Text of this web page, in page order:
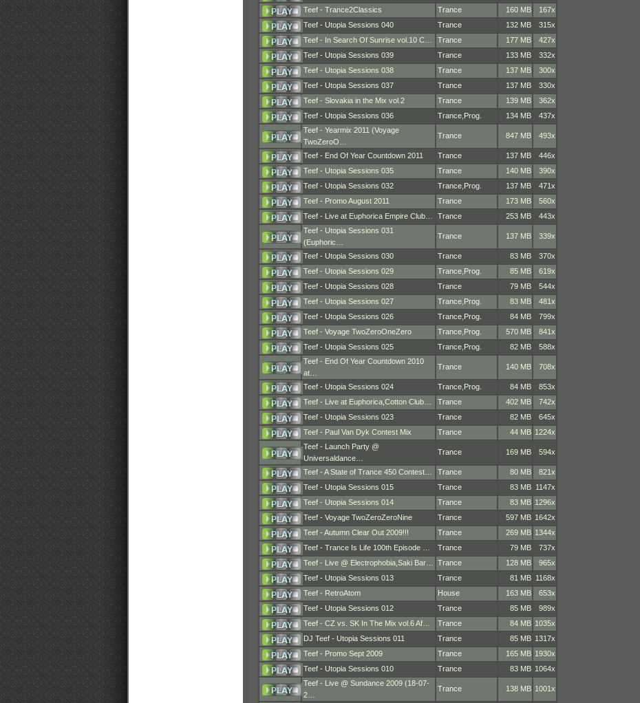
Teef - Trance2Classics
Trance 160 MB
167x
Teef - Utopia Sessions 040
Trance 132 MB
315x
Teef - In Search Of Sunrise vol.10 C…
Trance 177 MB
427x
Teef - Utopia Sessions 039
Trance 133 MB
332x
Teef - Utopia Sessions 038
Trance 137 MB
300x
Teef - Utopia Sessions 037
Trance 137 MB
330x
Teef - Slovakia in the Mix vol.2
Trance 139 MB
362x
Teef - Utopia Sessions 036
Trance Prog. 134 MB
437x
Teef - Yearmix 2011 (Voyage
TwoZeroO…
Trance 847 MB 493x
Teef - End Of Year Countdown 2011 Trance 137 MB
446x
Teef - Utopia Sessions 035
Trance 140 MB
390x
Teef - Utopia Sessions 032
Trance Prog. 137 MB
471x
Teef - Promo August 2011
Trance 173 MB
560x
Teef - Live at Euphorica Empire Club…
Trance 253 MB
443x
Teef - Utopia Sessions 031
(Euphoric…
Trance 137 MB 339x
Teef - Utopia Sessions 030 Trance 83 MB
370x
Teef - Utopia Sessions 029
Trance Prog. 85 MB
619x
Teef - Utopia Sessions 028
Trance 79 MB
544x
Teef - Utopia Sessions 027
Trance Prog. 83 MB
481x
Teef - Utopia Sessions 026
Trance Prog. 84 MB
799x
Teef - Voyage TwoZeroOneZero
Trance Prog. 570 MB
841x
Teef - Utopia Sessions 025
Trance Prog. 82 MB
588x
Teef - End Of Year Countdown 2010
at…
Trance 140 MB 708x
Teef - Utopia Sessions 024 Trance Prog. 84 MB
853x
Teef - Live at Euphorica,Cotton Club…
Trance 402 MB
742x
Teef - Utopia Sessions 023
Trance 82 MB
645x
Teef - Paul Van Dyk Contest Mix
Trance 44 MB 1224x
Teef - Launch Party @
Universaldance…
Trance 169 MB 594x
Teef - A State of Trance 450 Contest… Trance 80 MB
821x
Teef - Utopia Sessions 015
Trance 83 MB 1147x
Teef - Utopia Sessions 014
Trance 83 MB 1296x
Teef - Voyage TwoZeroZeroNine
Trance 597 MB 1642x
Teef - Autumn Clear Out 2009!!!
Trance 269 MB 1344x
Teef - Trance Is Life 100th Episode …
Trance 79 MB
737x
Teef - Live @ Electrophobia,Saki Bar…
Trance 128 MB
965x
Teef - Utopia Sessions 013
Trance 81 MB 1168x
Teef - RetroAtom
House 163 MB
653x
Teef - Utopia Sessions 012
Trance 85 MB
989x
Teef - CZ vs. SK In The Mix vol.6 Af…
Trance 84 MB 1035x
DJ Teef - Utopia Sessions 011
Trance 85 MB 1317x
Teef - Promo Sept 2009
Trance 165 MB 1930x
Teef - Utopia Sessions 010
Trance 83 MB 1064x
Teef - Live @ Sundance 2009 (18-07-
2…
Trance 138 MB 1001x